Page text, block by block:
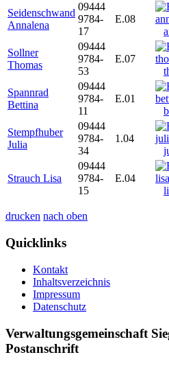
Seidenschwand
Annalena
09444
9784-
17
E.08
Sollner
Thomas
09444
9784-
53
E.07
Spannrad
Bettina
09444
9784-
11
E.01
Stempfhuber
Julia
09444
9784-
34
1.04
Strauch Lisa
09444
9784-
15
E.04
drucken nach oben
Quicklinks
Kontakt
Inhaltsverzeichnis
Impressum
Datenschutz
Verwaltungsgemeinschaft
Postanschrift